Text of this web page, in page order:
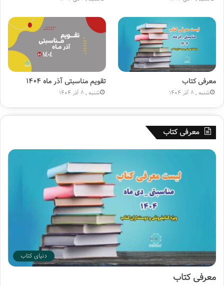
)
»
معرفی کتاب
شنبه , 8 آذر 1404
تقویم مناسبتی آذر ماه ۱۴۰۴
شنبه , 8 آذر 1404
معرفی کتاب
دنیای کتاب
معرفی کتاب